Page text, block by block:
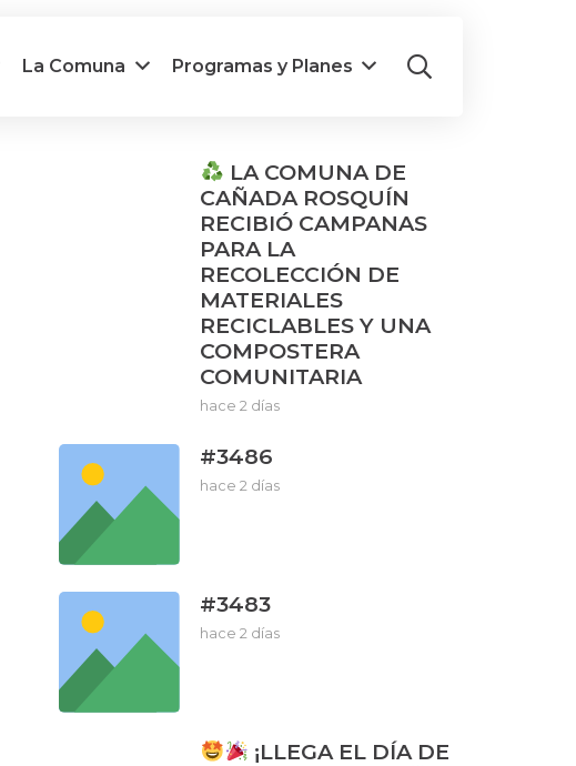
La Comuna Programas y Planes
LA COMUNA DE
CAÑADA ROSQUÍN
RECIBIÓ CAMPANAS
PARA LA
RECOLECCIÓN DE
MATERIALES
RECICLABLES Y UNA
COMPOSTERA
COMUNITARIA
hace 2 días
#3486
hace 2 días
#3483
hace 2 días
¡LLEGA EL DÍA DE